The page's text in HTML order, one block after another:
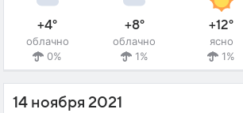
+4°
облачно
0%
+8°
облачно
1%
+12°
ясно
1%
14 ноября 2021